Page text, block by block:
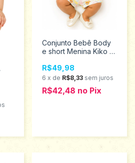
Conjunto Bebê Body
e short Menina Kiko e
12958
R$49,98
6 x de R$8,33 sem juros
R$42,48 no Pix